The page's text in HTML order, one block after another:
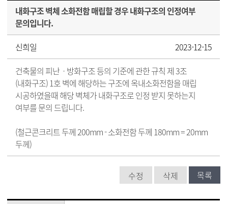
내화구조 벽체 소화전함 매립할 경우 내화구조의 인정여부
문의입니다.
신희일
2023-12-15
건축물의 피난ㆍ방화구조 등의 기준에 관한 규칙 제 3조
(내화구조) 1호 벽에 해당하는 구조에 옥내소화전함을 매립
시공하였을때 해당 벽체가 내화구조로 인정 받지 못하는지
여부를 문의 드립니다.
(철근콘크리트 두께 200mm - 소화전함 두께 180mm = 20mm
두께)
수정 삭제 목록